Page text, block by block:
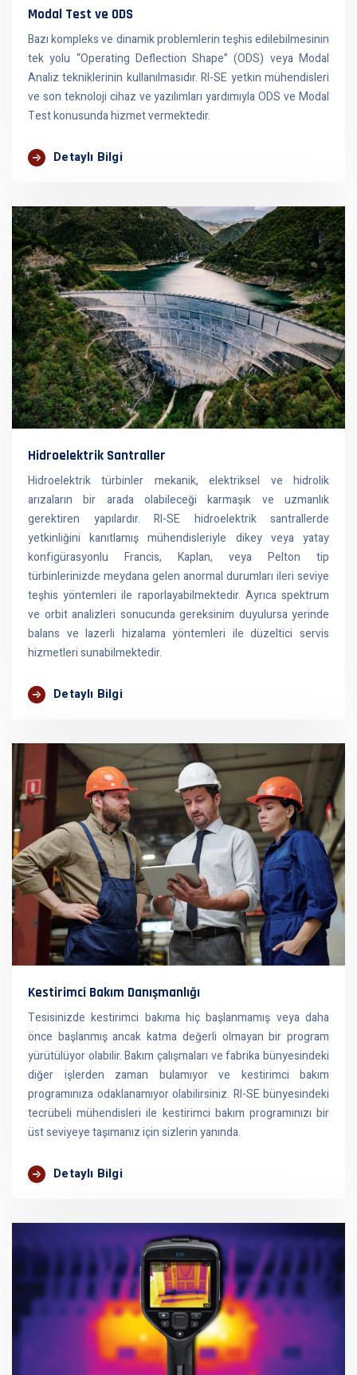
Modal Test ve ODS
Bazı kompleks ve dinamik problemlerin teşhis edilebilmesinin
tek yolu “Operating Deflection Shape” (ODS) veya Modal
Analiz tekniklerinin kullanılmasıdır. RI-SE yetkin mühendisleri
ve son teknoloji cihaz ve yazılımları yardımıyla ODS ve Modal
Test konusunda hizmet vermektedir.
Detaylı Bilgi
Hidroelektrik Santraller
Hidroelektrik türbinler mekanik, elektriksel ve hidrolik
arızaların bir arada olabileceği karmaşık ve uzmanlık
gerektiren yapılardır. RI-SE hidroelektrik santrallerde
yetkinliğini kanıtlamış mühendisleriyle dikey veya yatay
konfigürasyonlu Francis, Kaplan, veya Pelton tip
türbinlerinizde meydana gelen anormal durumları ileri seviye
teşhis yöntemleri ile raporlayabilmektedir. Ayrıca spektrum
ve orbit analizleri sonucunda gereksinim duyulursa yerinde
balans ve lazerli hizalama yöntemleri ile düzeltici servis
hizmetleri sunabilmektedir.
Detaylı Bilgi
Kestirimci Bakım Danışmanlığı
Tesisinizde kestirimci bakıma hiç başlanmamış veya daha
önce başlanmış ancak katma değerli olmayan bir program
yürütülüyor olabilir. Bakım çalışmaları ve fabrika bünyesindeki
diğer işlerden zaman bulamıyor ve kestirimci bakım
programınıza odaklanamıyor olabilirsiniz. RI-SE bünyesindeki
tecrübeli mühendisleri ile kestirimci bakım programınızı bir
üst seviyeye taşımanız için sizlerin yanında.
Detaylı Bilgi